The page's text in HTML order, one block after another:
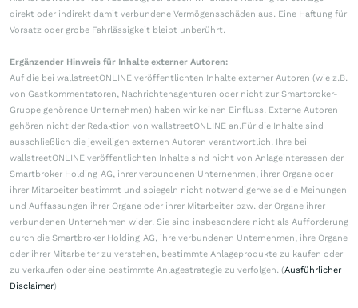
direkt oder indirekt damit verbundene Vermögensschäden aus. Eine Haftung für
Vorsatz oder grobe Fahrlässigkeit bleibt unberührt.
Ergänzender Hinweis für Inhalte externer Autoren:
Auf die bei wallstreetONLINE veröffentlichten Inhalte externer Autoren (wie z.B.
von Gastkommentatoren, Nachrichtenagenturen oder nicht zur Smartbroker-
Gruppe gehörende Unternehmen) haben wir keinen Einfluss. Externe Autoren
gehören nicht der Redaktion von wallstreetONLINE an.Für die Inhalte sind
ausschließlich die jeweiligen externen Autoren verantwortlich. Ihre bei
wallstreetONLINE veröffentlichten Inhalte sind nicht von Anlageinteressen der
Smartbroker Holding AG, ihrer verbundenen Unternehmen, ihrer Organe oder
ihrer Mitarbeiter bestimmt und spiegeln nicht notwendigerweise die Meinungen
und Auffassungen ihrer Organe oder ihrer Mitarbeiter bzw. der Organe ihrer
verbundenen Unternehmen wider. Sie sind insbesondere nicht als Aufforderung
durch die Smartbroker Holding AG, ihre verbundenen Unternehmen, ihre Organe
oder ihrer Mitarbeiter zu verstehen, bestimmte Anlageprodukte zu kaufen oder
zu verkaufen oder eine bestimmte Anlagestrategie zu verfolgen. (Ausführlicher
Disclaimer)